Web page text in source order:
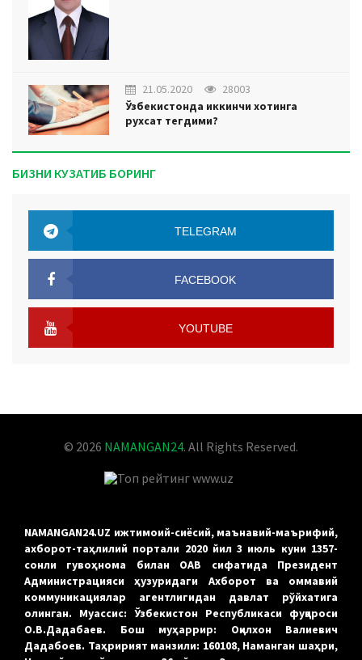
21.05.2020
28003
Ўзбекистонда иккинчи хотинга
рухсат тегдими?
БИЗНИ КУЗАТИБ БОРИНГ
TELEGRAM
FACEBOOK
YOUTUBE
© 2026 NAMANGAN24. All Rights Reserved.
NAMANGAN24.UZ ижтимоий-сиёсий, маънавий-маърифий,
ахборот-таҳлилий портали 2020 йил 3 июль куни 1357-
сонли гувоҳнома билан ОАВ сифатида Президент
Администрацияси ҳузуридаги Ахборот ва оммавий
коммуникациялар агентлигидан давлат рўйхатига
олинган. Муассис: Ўзбекистон Республикаси фуқароси
О.В.Дадабаев. Бош муҳаррир: Оқилхон Валиевич
Дадабоев. Таҳририят манзили: 160108, Наманган шаҳри,